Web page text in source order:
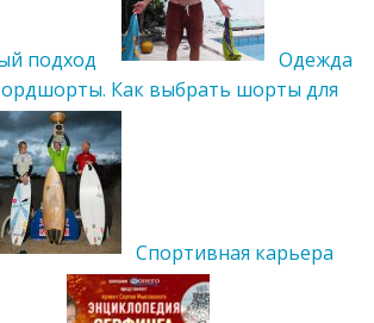
подход
Одежда
Как выбрать шорты для
Спортивная карьера